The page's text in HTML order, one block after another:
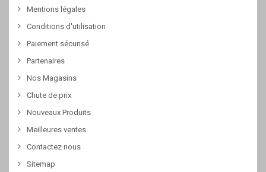
Mentions légales
Conditions d'utilisation
Paiement sécurisé
Partenaires
Nos Magasins
Chute de prix
Nouveaux Produits
Meilleures ventes
Contactez nous
Sitemap